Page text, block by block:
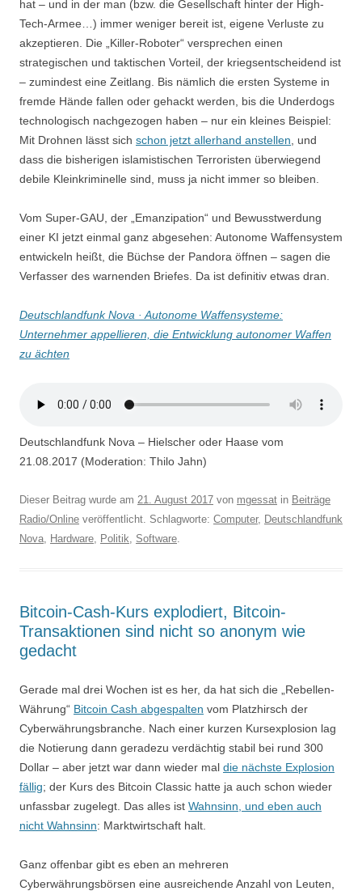
hat – und in der man (bzw. die Gesellschaft hinter der High-
Tech-Armee…) immer weniger bereit ist, eigene Verluste zu
akzeptieren. Die „Killer-Roboter“ versprechen einen
strategischen und taktischen Vorteil, der kriegsentscheidend ist
– zumindest eine Zeitlang. Bis nämlich die ersten Systeme in
fremde Hände fallen oder gehackt werden, bis die Underdogs
technologisch nachgezogen haben – nur ein kleines Beispiel:
Mit Drohnen lässt sich schon jetzt allerhand anstellen , und
dass die bisherigen islamistischen Terroristen überwiegend
debile Kleinkriminelle sind, muss ja nicht immer so bleiben.
Vom Super-GAU, der „Emanzipation“ und Bewusstwerdung
einer KI jetzt einmal ganz abgesehen: Autonome Waffensystem
entwickeln heißt, die Büchse der Pandora öffnen – sagen die
Verfasser des warnenden Briefes. Da ist definitiv etwas dran.
Deutschlandfunk Nova · Autonome Waffensysteme:
Unternehmer appellieren, die Entwicklung autonomer Waffen
zu ächten
Deutschlandfunk Nova – Hielscher oder Haase vom
21.08.2017 (Moderation: Thilo Jahn)
Dieser Beitrag wurde am 21. August 2017 von mgessat in Beiträge
Radio/Online veröffentlicht. Schlagworte: Computer, Deutschlandfunk
Nova
Hardware Politik Software
Bitcoin-Cash-Kurs explodiert, Bitcoin-
Transaktionen sind nicht so anonym wie
gedacht
Gerade mal drei Wochen ist es her, da hat sich die „Rebellen-
Währung“ Bitcoin Cash abgespalten vom Platzhirsch der
Cyberwährungsbranche. Nach einer kurzen Kursexplosion lag
die Notierung dann geradezu verdächtig stabil bei rund 300
Dollar – aber jetzt war dann wieder mal die nächste Explosion
fällig; der Kurs des Bitcoin Classic hatte ja auch schon wieder
unfassbar zugelegt. Das alles ist Wahnsinn, und eben auch
nicht Wahnsinn: Marktwirtschaft halt.
Ganz offenbar gibt es eben an mehreren
Cyberwährungsbörsen eine ausreichende Anzahl von Leuten,